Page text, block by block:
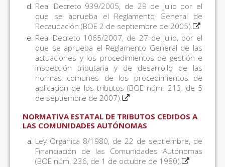
Real Decreto 939/2005, de 29 de julio por el
que se aprueba el Reglamento General de
Recaudación (BOE 2 de septiembre de 2005).
Real Decreto 1065/2007, de 27 de julio, por el
que se aprueba el Reglamento General de las
actuaciones y los procedimientos de gestión e
inspección tributaria y de desarrollo de las
normas comunes de los procedimientos de
aplicación de los tributos (BOE núm. 213, de 5
de septiembre de 2007).
NORMATIVA ESTATAL DE TRIBUTOS CEDIDOS A
LAS COMUNIDADES AUTÓNOMAS
Ley Orgánica 8/1980, de 22 de septiembre, de
Financiación de las Comunidades Autónomas
(BOE núm. 236, de 1 de octubre de 1980).